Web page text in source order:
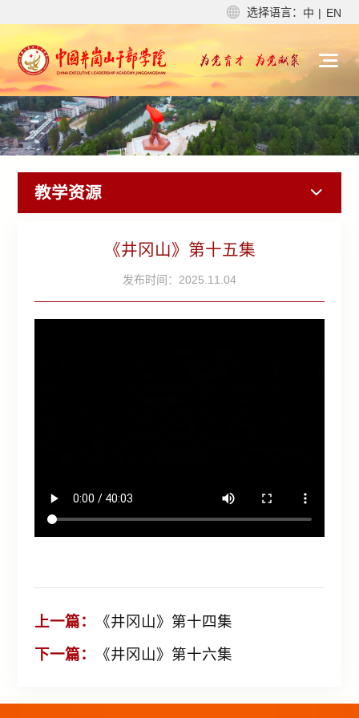
选择语言： 中 | EN
教学资源
《井冈山》第十五集
发布时间：2025.11.04
上一篇：
《井冈山》第十四集
下一篇：
《井冈山》第十六集